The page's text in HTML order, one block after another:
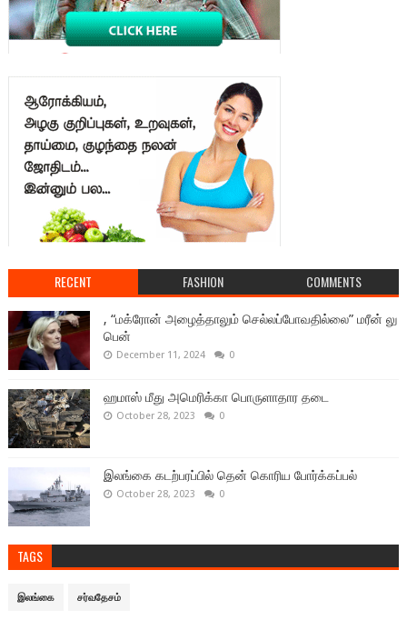
RECENT FASHION COMMENTS
, “மக்ரோன் அழைத்தாலும் செல்லப்போவதில்லை” மரீன் லு
பென்
December 11, 2024 0
ஹமாஸ் மீது அமெரிக்கா பொருளாதார தடை
October 28, 2023 0
இலங்கை கடற்பரப்பில் தென் கொரிய போர்க்கப்பல்
October 28, 2023 0
TAGS
இலங்கை சர்வதேசம்